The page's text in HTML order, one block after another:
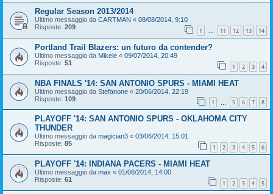
Regular Season 2013/2014
Ultimo messaggio da CARTMAN « 08/08/2014, 9:10
Risposte: 209 1 … 11 12 13 14
Portland Trail Blazers: un futuro da contender?
Ultimo messaggio da Mikele « 09/07/2014, 20:49
Risposte: 51 1 2 3 4
NBA FINALS '14: SAN ANTONIO SPURS - MIAMI HEAT
Ultimo messaggio da Stefanone « 20/06/2014, 22:19
Risposte: 109 1 5 6 7 8
PLAYOFF '14: SAN ANTONIO SPURS - OKLAHOMA CITY
THUNDER
Ultimo messaggio da magician3 « 03/06/2014, 15:01
Risposte: 85 1 2 3 4 5 6
PLAYOFF '14: INDIANA PACERS - MIAMI HEAT
Ultimo messaggio da max « 01/06/2014, 14:00
Risposte: 61 1 2 3 4 5